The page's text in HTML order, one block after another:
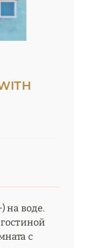
на воде.
с